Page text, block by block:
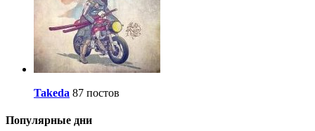
Takeda 87 постов
Популярные дни